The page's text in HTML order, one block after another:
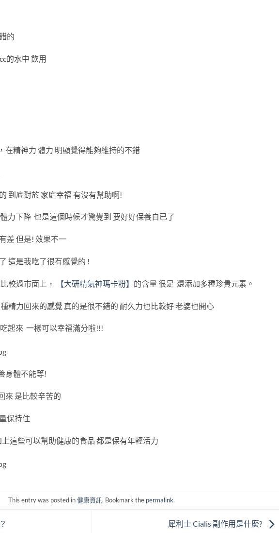
的
的水中 飲用
在精神力 體力 明顯覺得能夠維持的不錯
到底對於 家庭幸福 有沒有幫助啊!
力下降 也是這個時候才驚覺到 要好好保養自已了
差 但是! 效果不一
這是我吃了很有感覺的 !
較過市面上， 【大研精氣神瑪卡粉】 的含量 很足 還添加多種珍貴元素。
精力回來的感覺 真的是很不錯的 耐久力也比較好 老婆也開心
起來 一樣可以幸福滿分啦!!!
身體不能等!
來 是比較辛苦的
保持住
這些可以幫助健康的食品 都是保有年輕活力
This entry was posted in健康資訊. Bookmark the permalink.
犀利士 Cialis 副作用是什麼?